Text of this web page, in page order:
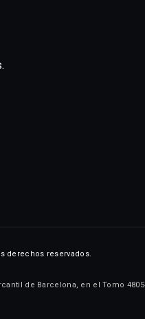
derechos reservados.
de Barcelona, en el Tomo